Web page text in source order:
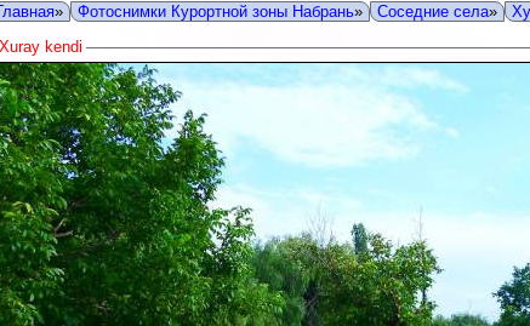
» Фотоснимки Курортной зоны Набрань» Соседние села»
Xuray kendi